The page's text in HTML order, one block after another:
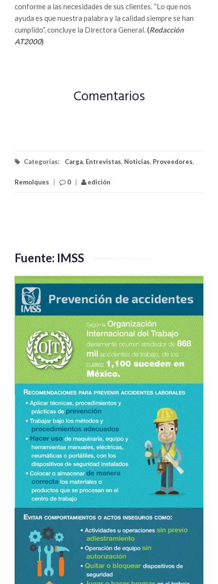
conforme a las necesidades de sus clientes. “Lo que nos
ayuda es que nuestra palabra y la calidad siempre se han
cumplido”, concluye la Directora General. (Redacción
AT2000)
Comentarios
Categorías: Carga, Entrevistas, Noticias, Proveedores,
Remolques 0 edición
Fuente: IMSS